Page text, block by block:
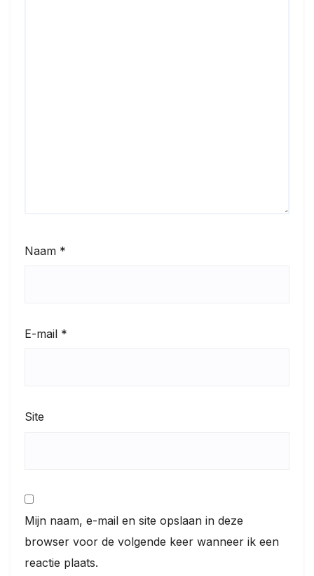
Naam *
E-mail *
Site
Mijn naam, e-mail en site opslaan in deze
browser voor de volgende keer wanneer ik een
reactie plaats.